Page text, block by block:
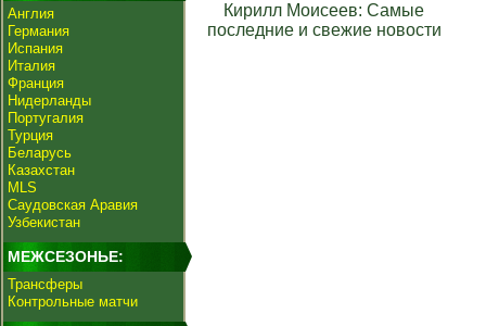
Англия
Германия
Испания
Италия
Франция
Нидерланды
Португалия
Турция
Беларусь
Казахстан
MLS
Саудовская Аравия
Узбекистан
МЕЖСЕЗОНЬЕ:
Трансферы
Контрольные матчи
Кирилл Моисеев: Самые
последние и свежие новости